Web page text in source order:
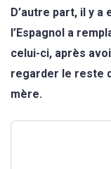
D’autre part, il y a
l’Espagnol a
celui-ci, après
regarder le reste
mère.